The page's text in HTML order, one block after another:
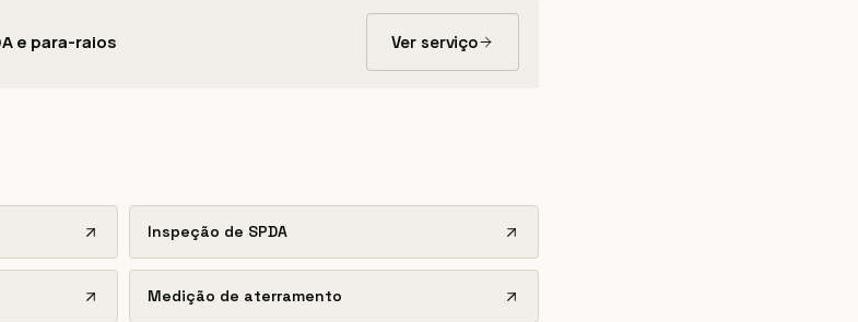
e para-raios Ver serviço
Inspeção de SPDA
Medição de aterramento